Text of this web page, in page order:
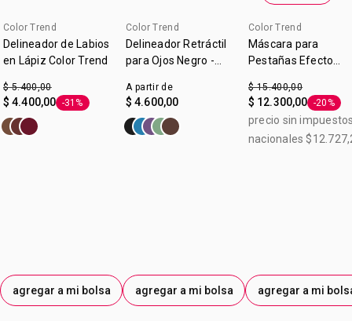
Color Trend
Delineador de Labios
en Lápiz Color Trend
$ 5.400,00
$ 4.400,00 Etiqueta -31%
-31%
agregar a mi bolsa
Color Trend
Delineador Retráctil
para Ojos Negro -
A partir de
$ 4.600,00
agregar a mi bolsa
Color Trend
Máscara para
Pestañas Efecto
Longitud Color
Chocolate 7g
$ 15.400,00
$ 12.300,00 Etiqueta
-20%
precio sin
nacionales
agregar a mi